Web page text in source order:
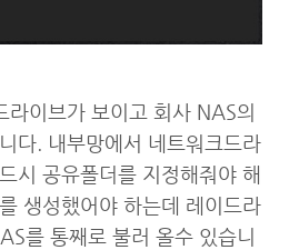
라이브가 보이고 회사 NAS의
다. 내부망에서 네트워크드라
시 공유폴더를 지정해줘야 해
생성했어야 하는데 레이드라
를 통째로 불러 올수 있습니